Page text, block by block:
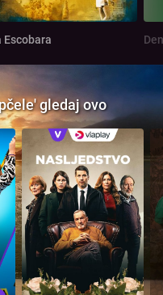
Escobara
gledaj ovo